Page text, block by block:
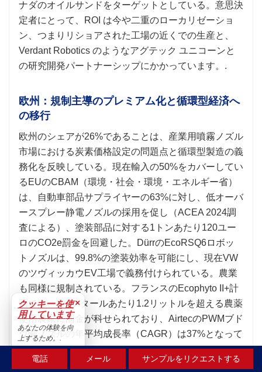
ナダのオイルサンドをターゲットとしている。意思決
定者にとって、ROI は今や二重のローカリゼーショ
ン、つまりリショアされた工場の近くでの生産と、
Verdant Robotics のようなアグテック ユニコーンと
の研究開発パートナーシップにかかっています。.
欧州：規制主導のプレミアム化と循環型経済へ
の移行
欧州のシェアが26%であることは、産業用噴霧ノズル
市場における炭素価格設定の問題点と循環型製造の義
務化を反映している。現在輸入の50%をカバーしてい
るEUのCBAM（環境・社会・環境・エネルギー省）
は、自動車部品サプライヤーの63%に対し、低オーバ
ースプレー静電ノズルの採用を促し（ACEA 2024調
査による）、塗装部品に対する1トンあたり120ユー
ロのCO2e罰金を回避した。DürrのEcoRSQ6ロボッ
トノズルは、99.8%の塗装効率を可能にし、現在VW
のツヴィッカウEV工場で義務付けられている。農業
も同様に規制されている。フランスのEcophyto II+計
画では、1ヘクタールあたり1.2リットルを超える農薬
使用農家に罰金が科せられており、AirtecのPWMブド
ウ園ノズルの年平均成長率（CAGR）は37%となって
いる。.
電話 メール サンプルをリクエストする
クッキーを使
用しています
×
あなたの体験を向
上するため。.
受け入れる